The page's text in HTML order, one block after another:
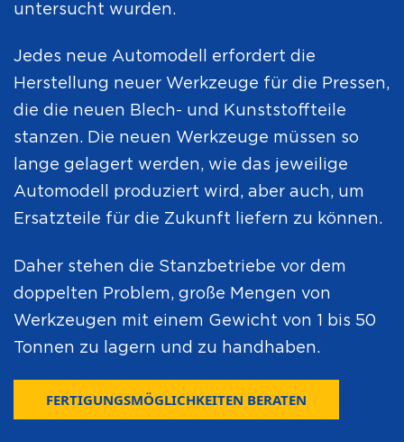
untersucht wurden.
Jedes neue Automodell erfordert die
Herstellung neuer Werkzeuge für die Pressen,
die die neuen Blech- und Kunststoffteile
stanzen. Die neuen Werkzeuge müssen so
lange gelagert werden, wie das jeweilige
Automodell produziert wird, aber auch, um
Ersatzteile für die Zukunft liefern zu können.
Daher stehen die Stanzbetriebe vor dem
doppelten Problem, große Mengen von
Werkzeugen mit einem Gewicht von 1 bis 50
Tonnen zu lagern und zu handhaben.
FERTIGUNGSMÖGLICHKEITEN BERATEN